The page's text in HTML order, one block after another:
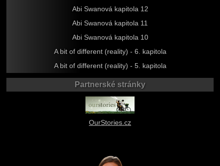
Abi Swanová kapitola 12
Abi Swanová kapitola 11
Abi Swanová kapitola 10
A bit of different (reality) - 6. kapitola
A bit of different (reality) - 5. kapitola
Partnerské stránky
OurStories.cz